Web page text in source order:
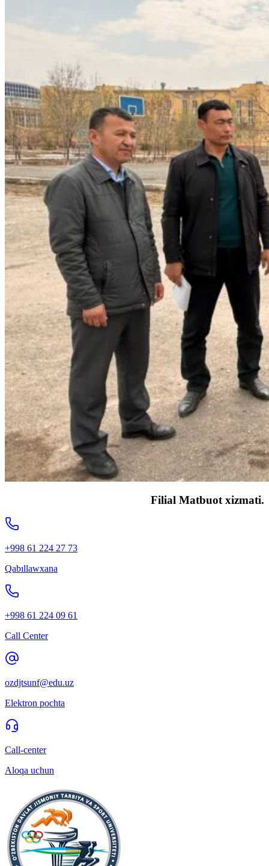
Filial Matbuot xizmati.
+998 61 224 27 73
Qabıllawxana
+998 61 224 09 61
Call Center
ozdjtsunf@edu.uz
Elektron pochta
Call-center
Aloqa uchun